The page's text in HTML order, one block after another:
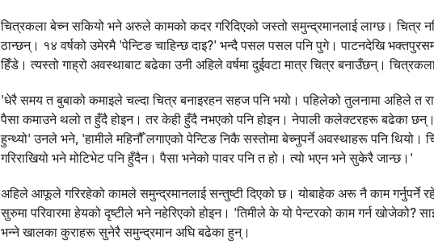
चित्रकला बेच्न सकियो भने अरुले कामको कदर गरिदिएको जस्तो समुन्द्रमानलाई लाग्छ। चित्र
ठान्छन्। १४ वर्षको उमेरमै 'पेन्टिङ चाहिन्छ दाइ?' भन्दै पसल पसल पनि पुगे। पाटनदेखि
हिँडे। त्यस्तो गाह्रो अवस्थाबाट बढेका उनी अहिले वर्षमा दुईवटा मात्र चित्र बनाउँछन्।
'धेरै समय त बुबाको कमाइले चल्दा चित्र बनाइरहन सहज पनि भयो। पहिलेको तुलनामा अहिले त
पैसा कमाउने थलो त हुँदै होइन। तर केही हुँदै नभएको पनि होइन। नेपाली कलेक्टरहरू बढेका छन्।
हुन्थ्यो' उनले भने, 'हामीले महिनौँ लगाएको पेन्टिङ निकै सस्तोमा बेच्नुपर्ने अवस्थाहरू पनि थियो।
गरिराखियो भने मोटिभेट पनि हुँदैन। पैसा भनेको पावर पनि त हो। त्यो भएन भने सुकेरै जान्छ।'
अहिले आफूले गरिरहेको कामले समुन्द्रमानलाई सन्तुष्टी दिएको छ। योबाहेक अरू नै काम गर्नुपर्ने
सुरुमा परिवारमा हेयको दृष्टीले भने नहेरिएको होइन। 'तिमीले के यो पेन्टरको काम गर्न खोजेको?
भन्ने खालका कुराहरू सुनेरै समुन्द्रमान अघि बढेका हुन्।